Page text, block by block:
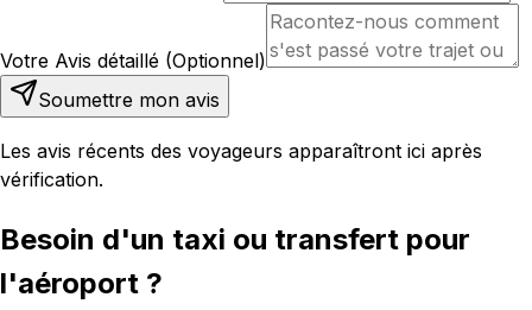
Votre Avis détaillé (Optionnel)
Soumettre mon avis
Les avis récents des voyageurs apparaîtront ici après
vérification.
Besoin d'un taxi ou transfert pour
l'aéroport ?